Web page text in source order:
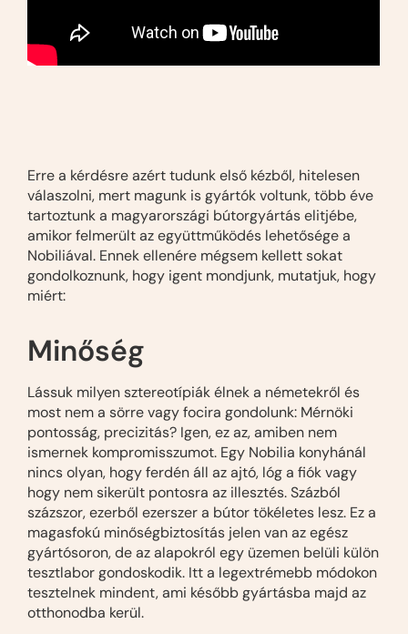
Erre a kérdésre azért tudunk első kézből, hitelesen
válaszolni, mert magunk is gyártók voltunk, több éve
tartoztunk a magyarországi bútorgyártás elitjébe,
amikor felmerült az együttműködés lehetősége a
Nobiliával. Ennek ellenére mégsem kellett sokat
gondolkoznunk, hogy igent mondjunk, mutatjuk, hogy
miért:
Minőség
Lássuk milyen sztereotípiák élnek a németekről és
most nem a sörre vagy focira gondolunk: Mérnöki
pontosság, precizitás? Igen, ez az, amiben nem
ismernek kompromisszumot. Egy Nobilia konyhánál
nincs olyan, hogy ferdén áll az ajtó, lóg a fiók vagy
hogy nem sikerült pontosra az illesztés. Százból
százszor, ezerből ezerszer a bútor tökéletes lesz. Ez a
magasfokú minőségbiztosítás jelen van az egész
gyártósoron, de az alapokról egy üzemen belüli külön
tesztlabor gondoskodik. Itt a legextrémebb módokon
tesztelnek mindent, ami később gyártásba majd az
otthonodba kerül.